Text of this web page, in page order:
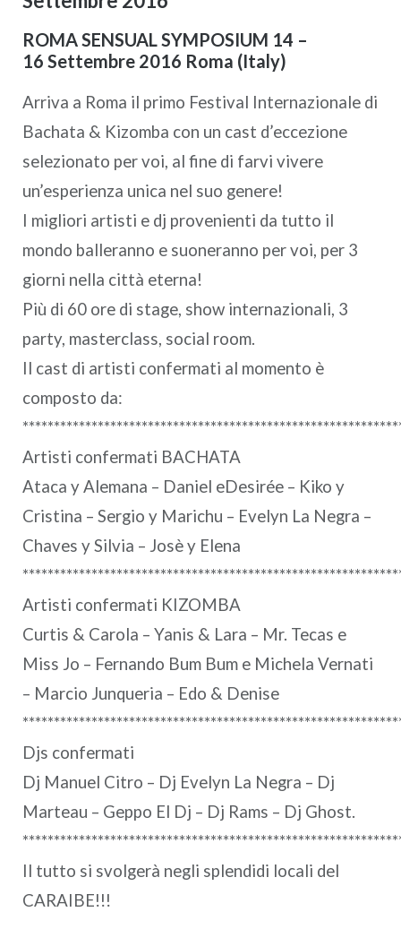
ROMA SENSUAL SYMPOSIUM 14 –
16 Settembre 2016 Roma (Italy)
Arriva a Roma il primo Festival Internazionale di
Bachata & Kizomba con un cast d’eccezione
selezionato per voi, al fine di farvi vivere
un’esperienza unica nel suo genere!
I migliori artisti e dj provenienti da tutto il
mondo balleranno e suoneranno per voi, per 3
giorni nella città eterna!
Più di 60 ore di stage, show internazionali, 3
party, masterclass, social room.
Il cast di artisti confermati al momento è
composto da:
Artisti confermati BACHATA
Ataca y Alemana – Daniel eDesirée – Kiko y
Cristina – Sergio y Marichu – Evelyn La Negra –
Chaves y Silvia – Josè y Elena
Artisti confermati KIZOMBA
Curtis & Carola – Yanis & Lara – Mr. Tecas e
Miss Jo – Fernando Bum Bum e Michela Vernati
– Marcio Junqueria – Edo & Denise
Djs confermati
Dj Manuel Citro – Dj Evelyn La Negra – Dj
Marteau – Geppo El Dj – Dj Rams – Dj Ghost.
Il tutto si svolgerà negli splendidi locali del
CARAIBE!!!